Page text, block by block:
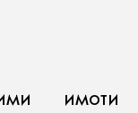
имоти